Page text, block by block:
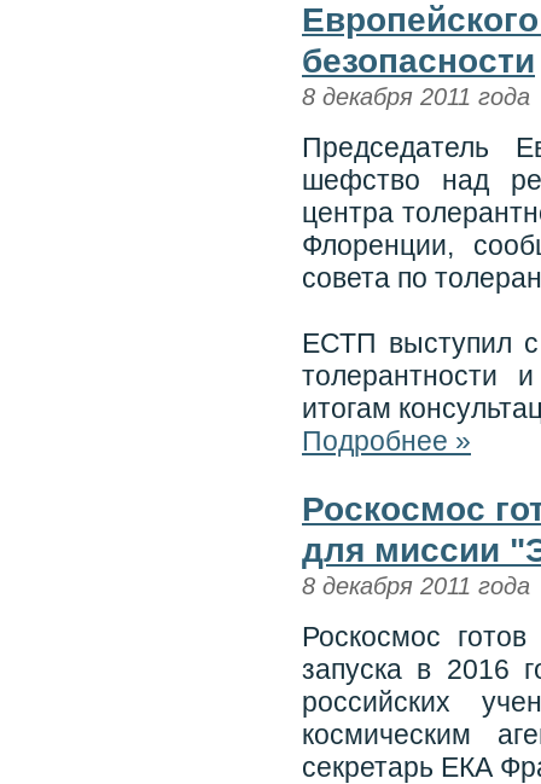
безопасности
8 декабря 2011 года
Председатель
шефство над
центра
Флоренции,
совета по
ЕСТП выступил с
толерантности
итогам
Подробнее »
Роскосмос
для миссии
8 декабря 2011 года
Роскосмос
запуска в 2016
российских
космическим
секретарь ЕКА